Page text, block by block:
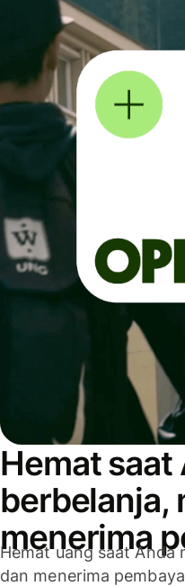
Hemat saat
berbelanja,
menerima
Hemat uang saat Anda
dan menerima